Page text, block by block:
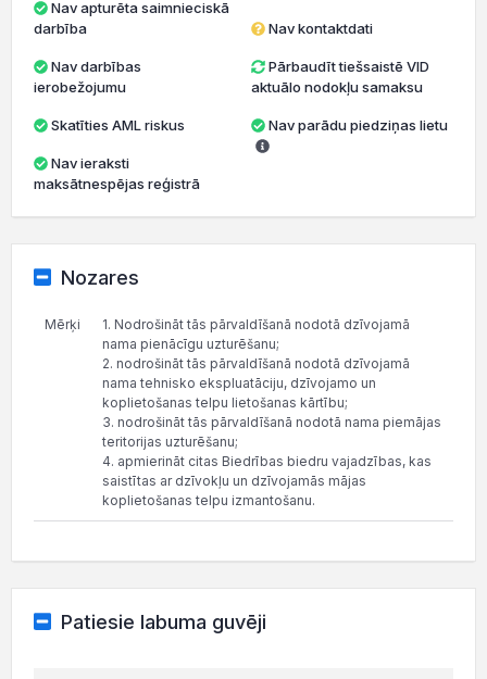
darbība
ierobežojumu
Skatīties AML riskus
maksātnespējas reģistrā
Nav kontaktdati
Pārbaudīt tiešsaistē VID
aktuālo nodokļu samaksu
Nav parādu piedziņas lietu
Nozares
Mērķi
1. Nodrošināt tās pārvaldīšanā nodotā dzīvojamā
nama pienācīgu uzturēšanu;
2. nodrošināt tās pārvaldīšanā nodotā dzīvojamā
nama tehnisko ekspluatāciju, dzīvojamo un
koplietošanas telpu lietošanas kārtību;
3. nodrošināt tās pārvaldīšanā nodotā nama piemājas
teritorijas uzturēšanu;
4. apmierināt citas Biedrības biedru vajadzības, kas
saistītas ar dzīvokļu un dzīvojamās mājas
koplietošanas telpu izmantošanu.
Patiesie labuma guvēji